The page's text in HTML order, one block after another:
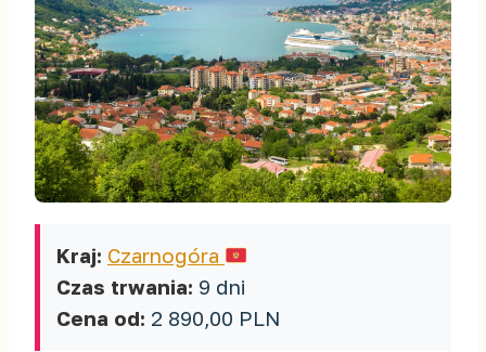
Kraj: Czarnogóra
Czas trwania: 9 dni
Cena od: 2 890,00 PLN